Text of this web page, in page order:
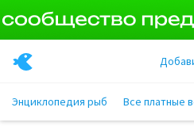
Энциклопедия рыб Все платные